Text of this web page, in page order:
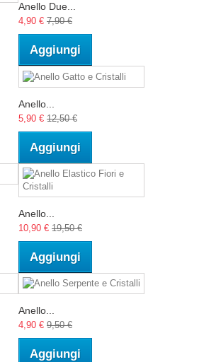
Anello Due...
4,90 € 7,90 €
Aggiungi
Anello...
5,90 € 12,50 €
Aggiungi
Anello...
10,90 € 19,50 €
Aggiungi
Anello...
4,90 € 9,50 €
Aggiungi